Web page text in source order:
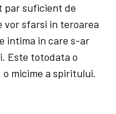
par suficient de
vor sfarsi in teroarea
intima in care s-ar
Este totodata o
micime a spiritului.